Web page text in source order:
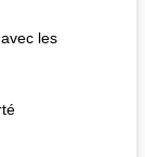
les